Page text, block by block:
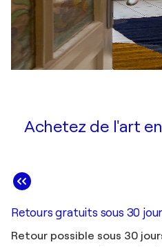
Achetez de l'art
Retours gratuits sous 30
Retour possible sous 30